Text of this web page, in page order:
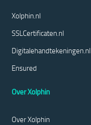
Xolphin.nl
SSLCertificaten.nl
Digitalehandtekeningen.nl
Ensured
Over Xolphin
Over Xolphin